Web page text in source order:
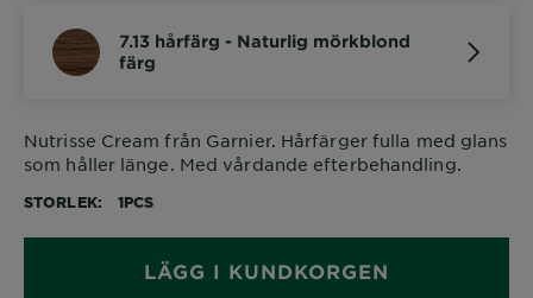
7.13 hårfärg - Naturlig mörkblond
färg
Nutrisse Cream från Garnier. Hårfärger fulla med glans
som håller länge. Med vårdande efterbehandling.
STORLEK 1PCS
LÄGG I KUNDKORGEN